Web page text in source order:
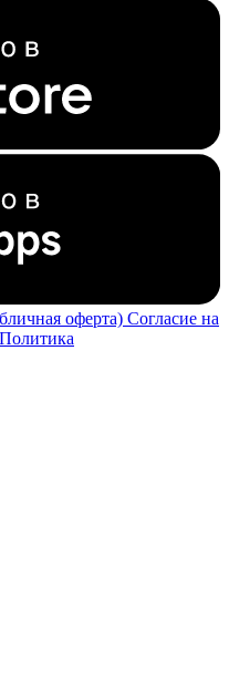
оферта) Согласие на
Политика